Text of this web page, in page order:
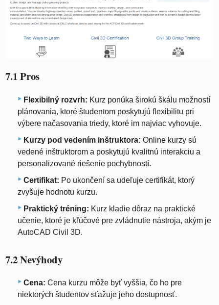
7.1 Pros
Flexibilný rozvrh: Kurz ponúka širokú škálu možností
plánovania, ktoré študentom poskytujú flexibilitu pri
výbere načasovania triedy, ktoré im najviac vyhovuje.
Kurzy pod vedením inštruktora: Online kurzy sú
vedené inštruktorom a poskytujú kvalitnú interakciu a
personalizované riešenie pochybností.
Certifikat: Po ukončení sa udeľuje certifikát, ktorý
zvyšuje hodnotu kurzu.
Praktický tréning: Kurz kladie dôraz na praktické
učenie, ktoré je kľúčové pre zvládnutie nástroja, akým je
AutoCAD Civil 3D.
7.2 Nevýhody
Cena: Cena kurzu môže byť vyššia, čo ho pre
niektorých študentov sťažuje jeho dostupnosť.